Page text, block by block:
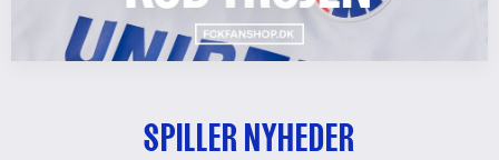
SPILLER NYHEDER